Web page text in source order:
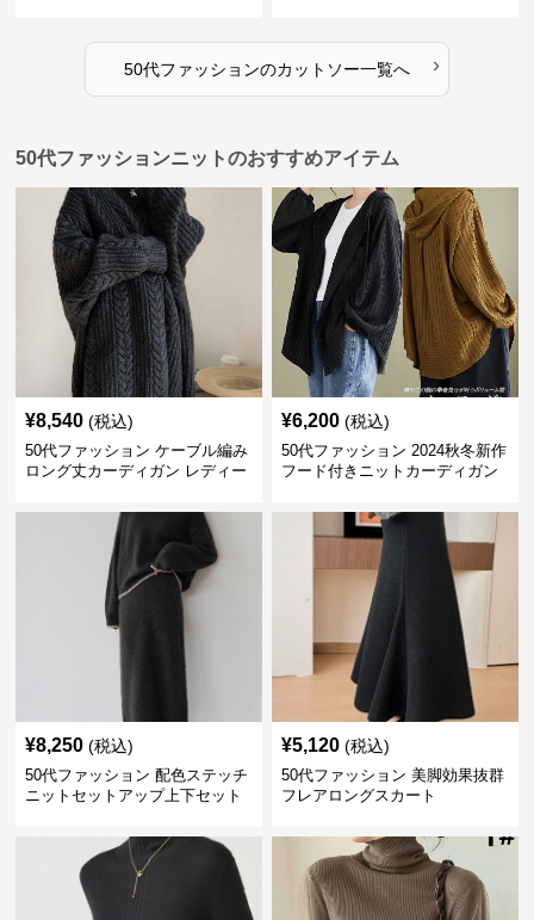
50代ファッションのカットソー一覧へ ›
50代ファッションニットのおすすめアイテム
¥8,540 (税込)
50代ファッション ケーブル編み
ロング丈カーディガン レディー
¥6,200 (税込)
50代ファッション 2024秋冬新作
フード付きニットカーディガン
¥8,250 (税込)
50代ファッション 配色ステッチ
ニットセットアップ上下セット
¥5,120 (税込)
50代ファッション 美脚効果抜群
フレアロングスカート